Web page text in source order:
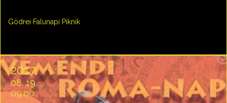
Gödrei Falunapi Piknik
2017
08. 19.
09:00